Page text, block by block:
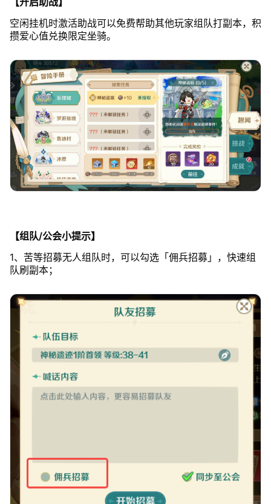
空闲挂机时激活助战可以免费帮助其他玩家组队打副本，积
攒爱心值兑换限定坐骑。
【组队/公会小提示】
1、苦等招募无人组队时，可以勾选「佣兵招募」，快速组
队刷副本；